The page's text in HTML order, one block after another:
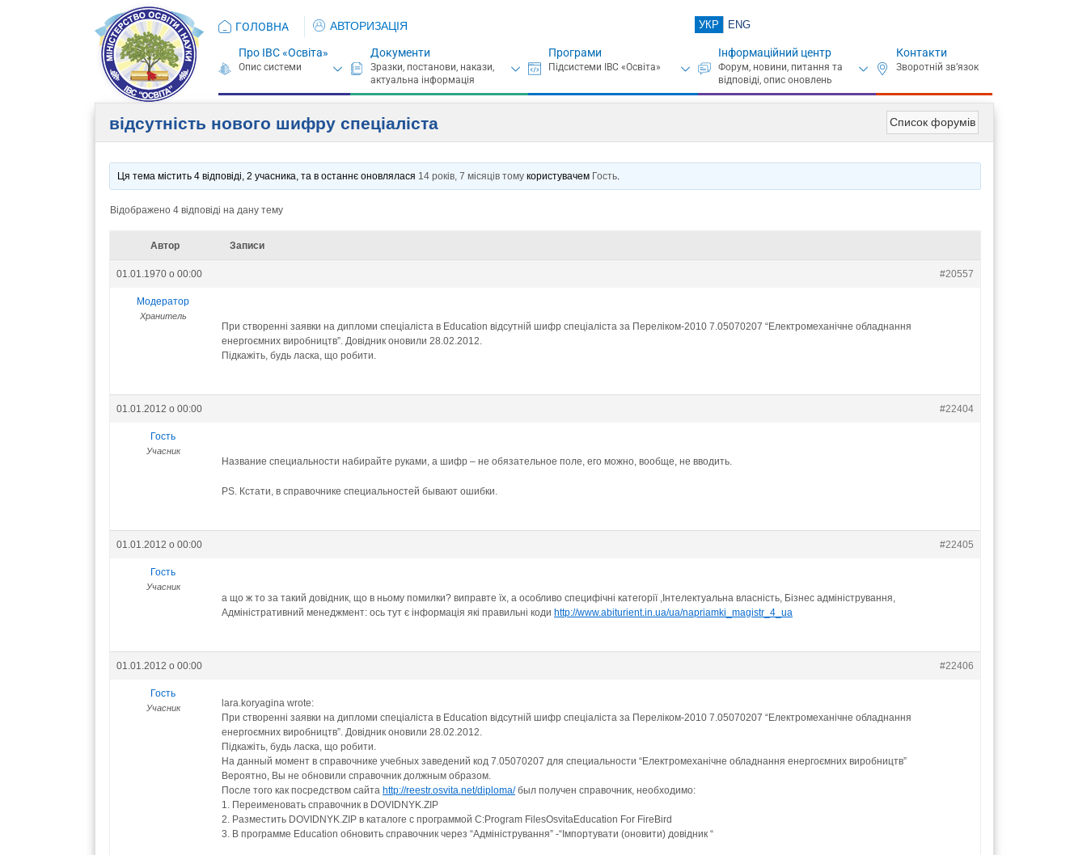
ГОЛОВНА АВТОРИЗАЦІЯ УКР ENG
Про ІВС «Освіта» Документи Програми Інформаційний центр Контакти
Список форумів
відсутність нового шифру спеціаліста
Ця тема містить 4 відповіді, 2 учасника, та в останнє оновлялася 14 років, 7 місяців тому користувачем Гость
Відображено 4 відповіді на дану тему
Автор Записи
01.01.1970 о 00:00 #20557
Модератор
Хранитель
При створенні заявки на дипломи спеціаліста в Education відсутній шифр спеціаліста за Переліком-2010 7.05070207 “Електромеханічне обладнання
енергоємних виробництв”. Довідник оновили 28.02.2012.
Підкажіть, будь ласка, що робити.
01.01.2012 о 00:00 #22404
Гость
Учасник
Название специальности набирайте руками, а шифр – не обязательное поле, его можно, вообще, не вводить.
PS. Кстати, в справочнике специальностей бывают ошибки.
01.01.2012 о 00:00 #22405
Гость
Учасник
а що ж то за такий довідник, що в ньому помилки? виправте їх, а особливо специфічні категорії ,Інтелектуальна власність, Бізнес адміністрування,
Адміністративний менеджмент: ось тут є інформація які правильні коди http://www.abiturient.in.ua/ua/napriamki_magistr_4_ua
01.01.2012 о 00:00 #22406
Гость
Учасник
lara.koryagina wrote:
При створенні заявки на дипломи спеціаліста в Education відсутній шифр спеціаліста за Переліком-2010 7.05070207 “Електромеханічне обладнання
енергоємних виробництв”. Довідник оновили 28.02.2012.
Підкажіть, будь ласка, що робити.
На данный момент в справочнике учебных заведений код 7.05070207 для специальности “Електромеханічне обладнання енергоємних виробництв”
Вероятно, Вы не обновили справочник должным образом.
После того как посредством сайта http://reestr.osvita.net/diploma/был получен справочник, необходимо:
1. Переименовать справочник в DOVIDNYK.ZIP
2. Разместить DOVIDNYK.ZIP в каталоге с программой C:Program FilesOsvitaEducation For FireBird
3. В программе Education обновить справочник через “Адміністрування” -“Імпортувати (оновити) довідник “